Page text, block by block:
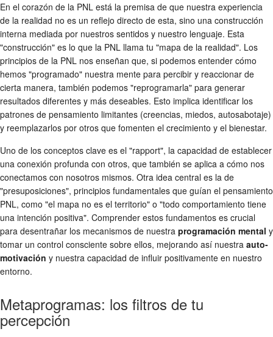
En el corazón de la PNL está la premisa de que nuestra experiencia
de la realidad no es un reflejo directo de esta, sino una construcción
interna mediada por nuestros sentidos y nuestro lenguaje. Esta
"construcción" es lo que la PNL llama tu "mapa de la realidad". Los
principios de la PNL nos enseñan que, si podemos entender cómo
hemos "programado" nuestra mente para percibir y reaccionar de
cierta manera, también podemos "reprogramarla" para generar
resultados diferentes y más deseables. Esto implica identificar los
patrones de pensamiento limitantes (creencias, miedos, autosabotaje)
y reemplazarlos por otros que fomenten el crecimiento y el bienestar.
Uno de los conceptos clave es el "rapport", la capacidad de establecer
una conexión profunda con otros, que también se aplica a cómo nos
conectamos con nosotros mismos. Otra idea central es la de
"presuposiciones", principios fundamentales que guían el pensamiento
PNL, como "el mapa no es el territorio" o "todo comportamiento tiene
una intención positiva". Comprender estos fundamentos es crucial
para desentrañar los mecanismos de nuestra programación mental y
tomar un control consciente sobre ellos, mejorando así nuestra auto-
motivación y nuestra capacidad de influir positivamente en nuestro
entorno.
Metaprogramas: los filtros de tu
percepción